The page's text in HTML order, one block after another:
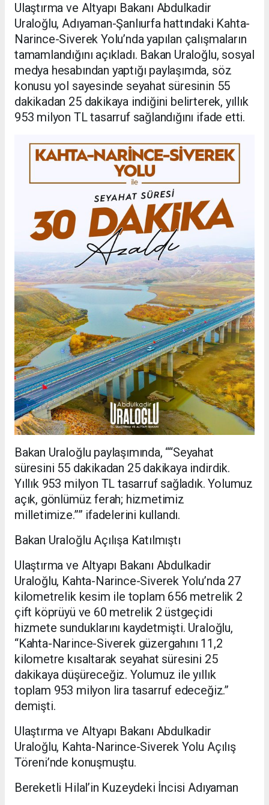
Ulaştırma ve Altyapı Bakanı Abdulkadir
Uraloğlu, Adıyaman-Şanlıurfa hattındaki Kahta-
Narince-Siverek Yolu’nda yapılan çalışmaların
tamamlandığını açıkladı. Bakan Uraloğlu, sosyal
medya hesabından yaptığı paylaşımda, söz
konusu yol sayesinde seyahat süresinin 55
dakikadan 25 dakikaya indiğini belirterek, yıllık
953 milyon TL tasarruf sağlandığını ifade etti.
Bakan Uraloğlu paylaşımında, ““Seyahat
süresini 55 dakikadan 25 dakikaya indirdik.
Yıllık 953 milyon TL tasarruf sağladık. Yolumuz
açık, gönlümüz ferah; hizmetimiz
milletimize.”” ifadelerini kullandı.
Bakan Uraloğlu Açılışa Katılmıştı
Ulaştırma ve Altyapı Bakanı Abdulkadir
Uraloğlu, Kahta-Narince-Siverek Yolu’nda 27
kilometrelik kesim ile toplam 656 metrelik 2
çift köprüyü ve 60 metrelik 2 üstgeçidi
hizmete sunduklarını kaydetmişti. Uraloğlu,
“Kahta-Narince-Siverek güzergahını 11,2
kilometre kısaltarak seyahat süresini 25
dakikaya düşüreceğiz. Yolumuz ile yıllık
toplam 953 milyon lira tasarruf edeceğiz.”
demişti.
Ulaştırma ve Altyapı Bakanı Abdulkadir
Uraloğlu, Kahta-Narince-Siverek Yolu Açılış
Töreni’nde konuşmuştu.
Bereketli Hilal’in Kuzeydeki İncisi Adıyaman